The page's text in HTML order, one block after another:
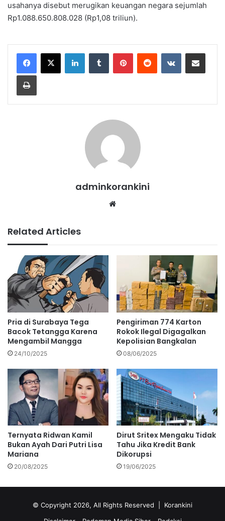
usahanya disebut merugikan keuangan negara sejumlah
Rp1.088.650.808.028 (Rp1,08 triliun).
LinkedInTumblr PinterestReddit VKontakteShare via Email
Print
adminkorankini
Related Articles
Pria di Surabaya Tega
Bacok Tetangga Karena
Mengambil Mangga
24/10/2025
Pengiriman 774 Karton
Rokok Ilegal Digagalkan
Kepolisian Bangkalan
08/06/2025
Ternyata Ridwan Kamil
Bukan Ayah Dari Putri Lisa
Mariana
20/08/2025
Dirut Sritex Mengaku Tidak
Tahu Jika Kredit Bank
Dikorupsi
19/06/2025
© Copyright 2026, All Rights Reserved | Korankini